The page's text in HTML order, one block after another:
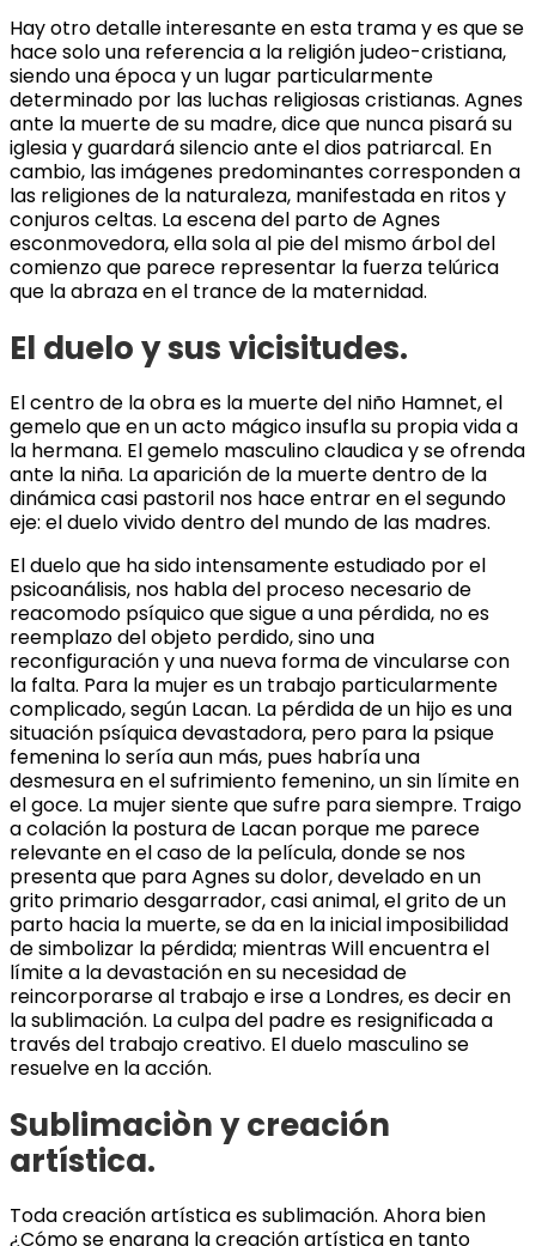
Hay otro detalle interesante en esta trama y es que se
hace solo una referencia a la religión judeo-cristiana,
siendo una época y un lugar particularmente
determinado por las luchas religiosas cristianas. Agnes
ante la muerte de su madre, dice que nunca pisará su
iglesia y guardará silencio ante el dios patriarcal. En
cambio, las imágenes predominantes corresponden a
las religiones de la naturaleza, manifestada en ritos y
conjuros celtas. La escena del parto de Agnes
esconmovedora, ella sola al pie del mismo árbol del
comienzo que parece representar la fuerza telúrica
que la abraza en el trance de la maternidad.
El duelo y sus vicisitudes.
El centro de la obra es la muerte del niño Hamnet, el
gemelo que en un acto mágico insufla su propia vida a
la hermana. El gemelo masculino claudica y se ofrenda
ante la niña. La aparición de la muerte dentro de la
dinámica casi pastoril nos hace entrar en el segundo
eje: el duelo vivido dentro del mundo de las madres.
El duelo que ha sido intensamente estudiado por el
psicoanálisis, nos habla del proceso necesario de
reacomodo psíquico que sigue a una pérdida, no es
reemplazo del objeto perdido, sino una
reconfiguración y una nueva forma de vincularse con
la falta. Para la mujer es un trabajo particularmente
complicado, según Lacan. La pérdida de un hijo es una
situación psíquica devastadora, pero para la psique
femenina lo sería aun más, pues habría una
desmesura en el sufrimiento femenino, un sin límite en
el goce. La mujer siente que sufre para siempre. Traigo
a colación la postura de Lacan porque me parece
relevante en el caso de la película, donde se nos
presenta que para Agnes su dolor, develado en un
grito primario desgarrador, casi animal, el grito de un
parto hacia la muerte, se da en la inicial imposibilidad
de simbolizar la pérdida; mientras Will encuentra el
límite a la devastación en su necesidad de
reincorporarse al trabajo e irse a Londres, es decir en
la sublimación. La culpa del padre es resignificada a
través del trabajo creativo. El duelo masculino se
resuelve en la acción.
Sublimaciòn y creación
artística.
Toda creación artística es sublimación. Ahora bien
¿Cómo se engrana la creación artística en tanto